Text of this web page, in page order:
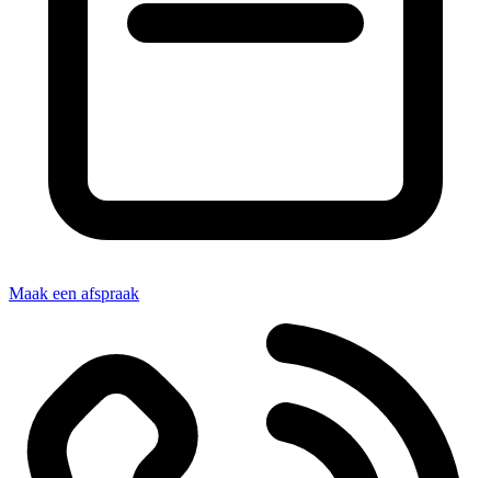
Maak een afspraak